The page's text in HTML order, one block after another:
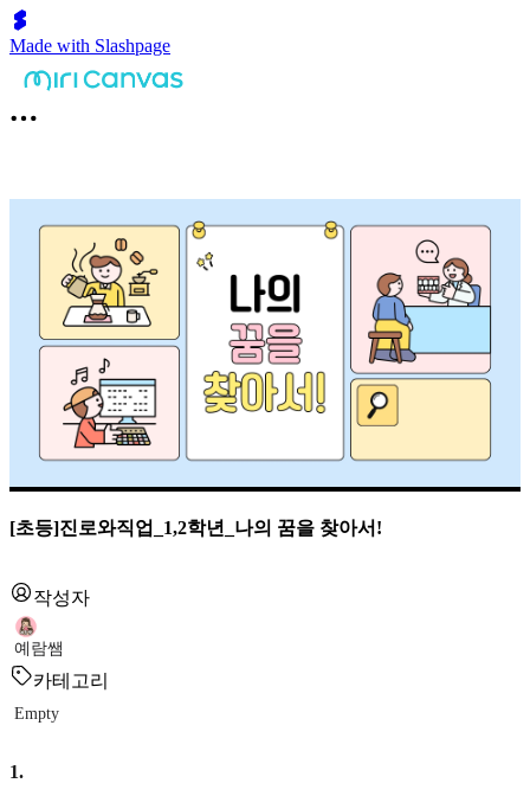
Made with Slashpage
[초등]진로와직업_1,2학년_나의 꿈을 찾아서!
작성자
예람쌤
카테고리
Empty
1.